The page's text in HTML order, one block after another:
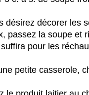
désirez décorer les
passez la soupe et
pour les
petite casserole,